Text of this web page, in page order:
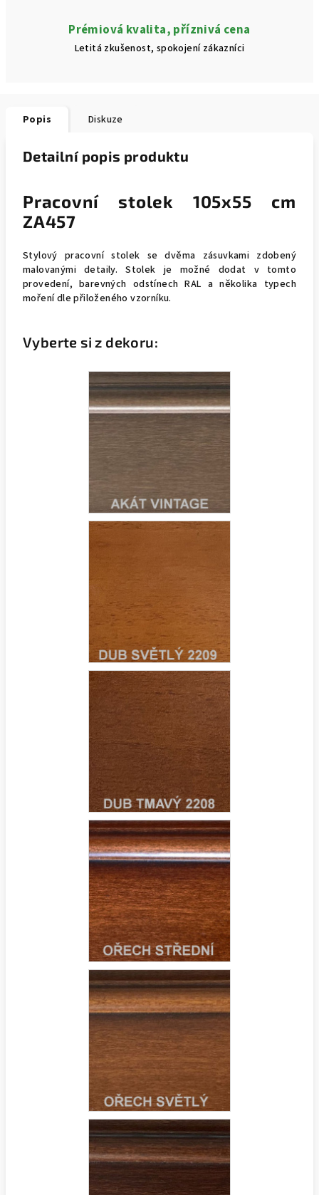
Prémiová kvalita, příznivá cena
Letitá zkušenost, spokojení zákazníci
Popis Diskuze
Detailní popis produktu
Pracovní stolek 105x55 cm
ZA457
Stylový pracovní stolek se dvěma zásuvkami zdobený
malovanými detaily.Stolek je možné dodat v tomto
provedení, barevných odstínech RAL a několika typech
moření dle přiloženého vzorníku.
Vyberte si z dekoru: